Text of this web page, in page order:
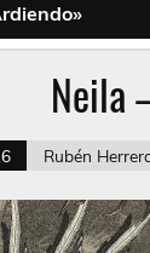
Neila
Rubén